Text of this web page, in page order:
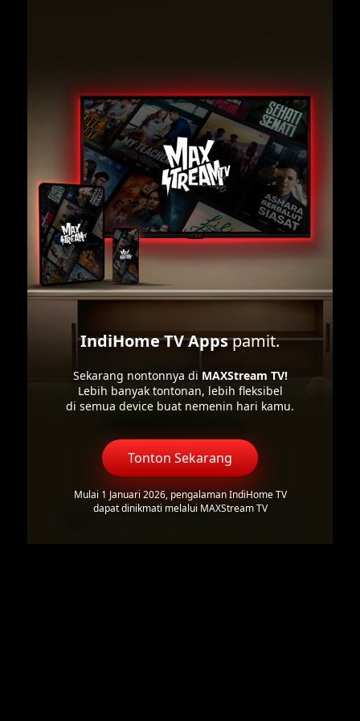
IndiHome TV Appspamit.
Sekarang nontonnya di MAXStream TV!
Lebih banyak tontonan, lebih fleksibel
di semua device buat nemenin hari kamu.
Tonton Sekarang
Mulai 1 Januari 2026, pengalaman IndiHome TV
dapat dinikmati melalui MAXStream TV